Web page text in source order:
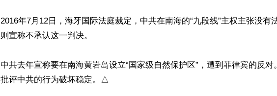
2016年7月12日，海牙国际法庭裁定，中共在南海的“九段线”主权主张没有
则宣称不承认这一判决。
中共去年宣称要在南海黄岩岛设立“国家级自然保护区”，遭到菲律宾的反
批评中共的行为破坏稳定。△